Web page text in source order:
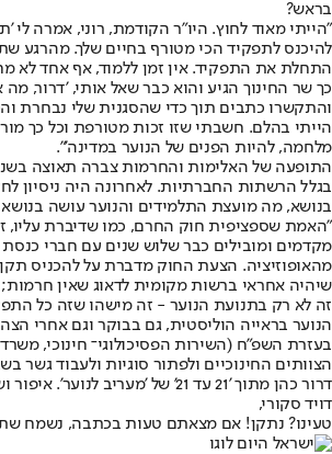
בראש?
"הייתי מאוד לחוץ. היו"ר הקודמת, רוני, אמרה לי
להיכנס לתפקיד הכי מטורף בחיים שלך. מהרגע
התחלת את התפקיד. אין זמן ללמוד, אף אחד לא
כך שר החינוך הגיע והוא כבר שאל אותי, 'דרור,
והתקשרו כתבים תוך כדי שהסגנית שלי נבחרת
הייתי בהלם. חשבתי שזו זכות מטורפת וכל כך
מלחמה, להיות הפנים של הנוער במדינה'".
התופעה של האלימות והחרמות צברה תאוצה
בגלל הרשתות החברתיות. לאחרונה היה ניסיון
בנושא, מה מועצת התלמידים והנוער עושה
"האמת שספציפית חוק החרם, כמו שדיברת עליו,
מקדמים ומובילים כבר שלוש שנים עם חברי כנסת
מהאופוזיציה. הצעת החוק מדברת על להכניס
שיהיה אחראי ברשות מקומית לדאוג שאין
זה לא רק בתנועת הנוער - זה מישהו שזה כל
הנוער בראייה הוליסטית, גם בבוקר וגם אחרי
בעזרת השפ"ח (השירות הפסיכולוגי־ חינוכי,
הצוותים החינוכיים ולפתור סוגיות ולעבוד גשר
דרור כהן מתוך '21 עד 21' של 'מעריב
דויד סקורי,
טעינו? נתקן! אם מצאתם טעות בכתבה, נשמח